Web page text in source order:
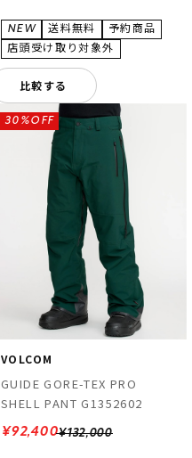
比較する
VOLCOM
GUIDE GORE-TEX PRO
SHELL PANT G1352602
¥132,000
30%OFF
¥92,400